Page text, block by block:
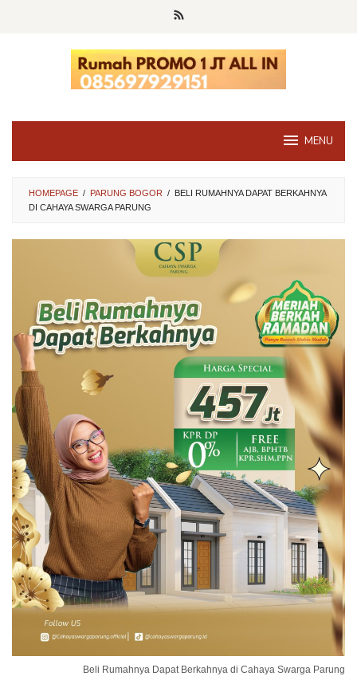
MENU
HOMEPAGE / PARUNG BOGOR / BELI RUMAHNYA DAPAT BERKAHNYA
DI CAHAYA SWARGA PARUNG
Beli Rumahnya Dapat Berkahnya di Cahaya Swarga Parung